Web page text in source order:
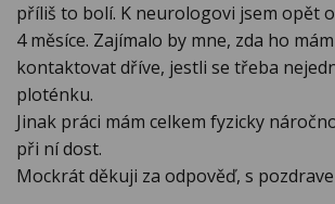
příliš to bolí. K neurologovi jsem opět
4 měsíce. Zajímalo by mne, zda ho
kontaktovat dříve, jestli se třeba
ploténku.
Jinak práci mám celkem fyzicky
při ní dost.
Mockrát děkuji za odpověď, s